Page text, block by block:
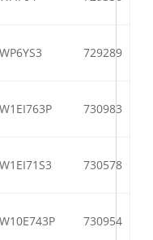
WP6YS3 729289
W1EI763P 730983
W1EI71S3 730578
W10E743P 730954